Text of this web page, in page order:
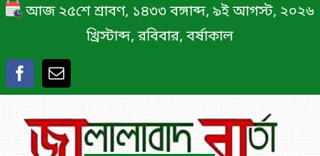
Skip
content
আজ ২৫শে শ্রাবণ, ১৪৩৩ বঙ্গাব্দ, ৯ই আগস্ট, ২০২৬
খ্রিস্টাব্দ, রবিবার, বর্ষাকাল